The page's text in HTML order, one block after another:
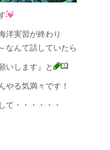
洋実習が終わり
なんて話していたら
いします』と
やる気満々です！
て・・・・・・